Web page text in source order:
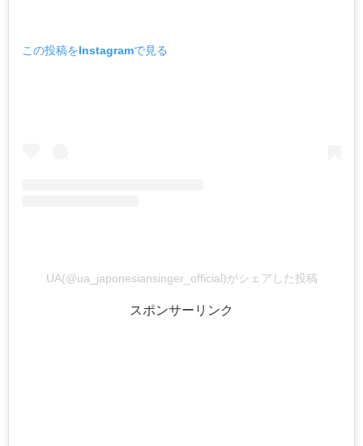
この投稿をInstagramで見る
UA(@ua_japonesiansinger_official)がシェアした投稿
スポンサーリンク